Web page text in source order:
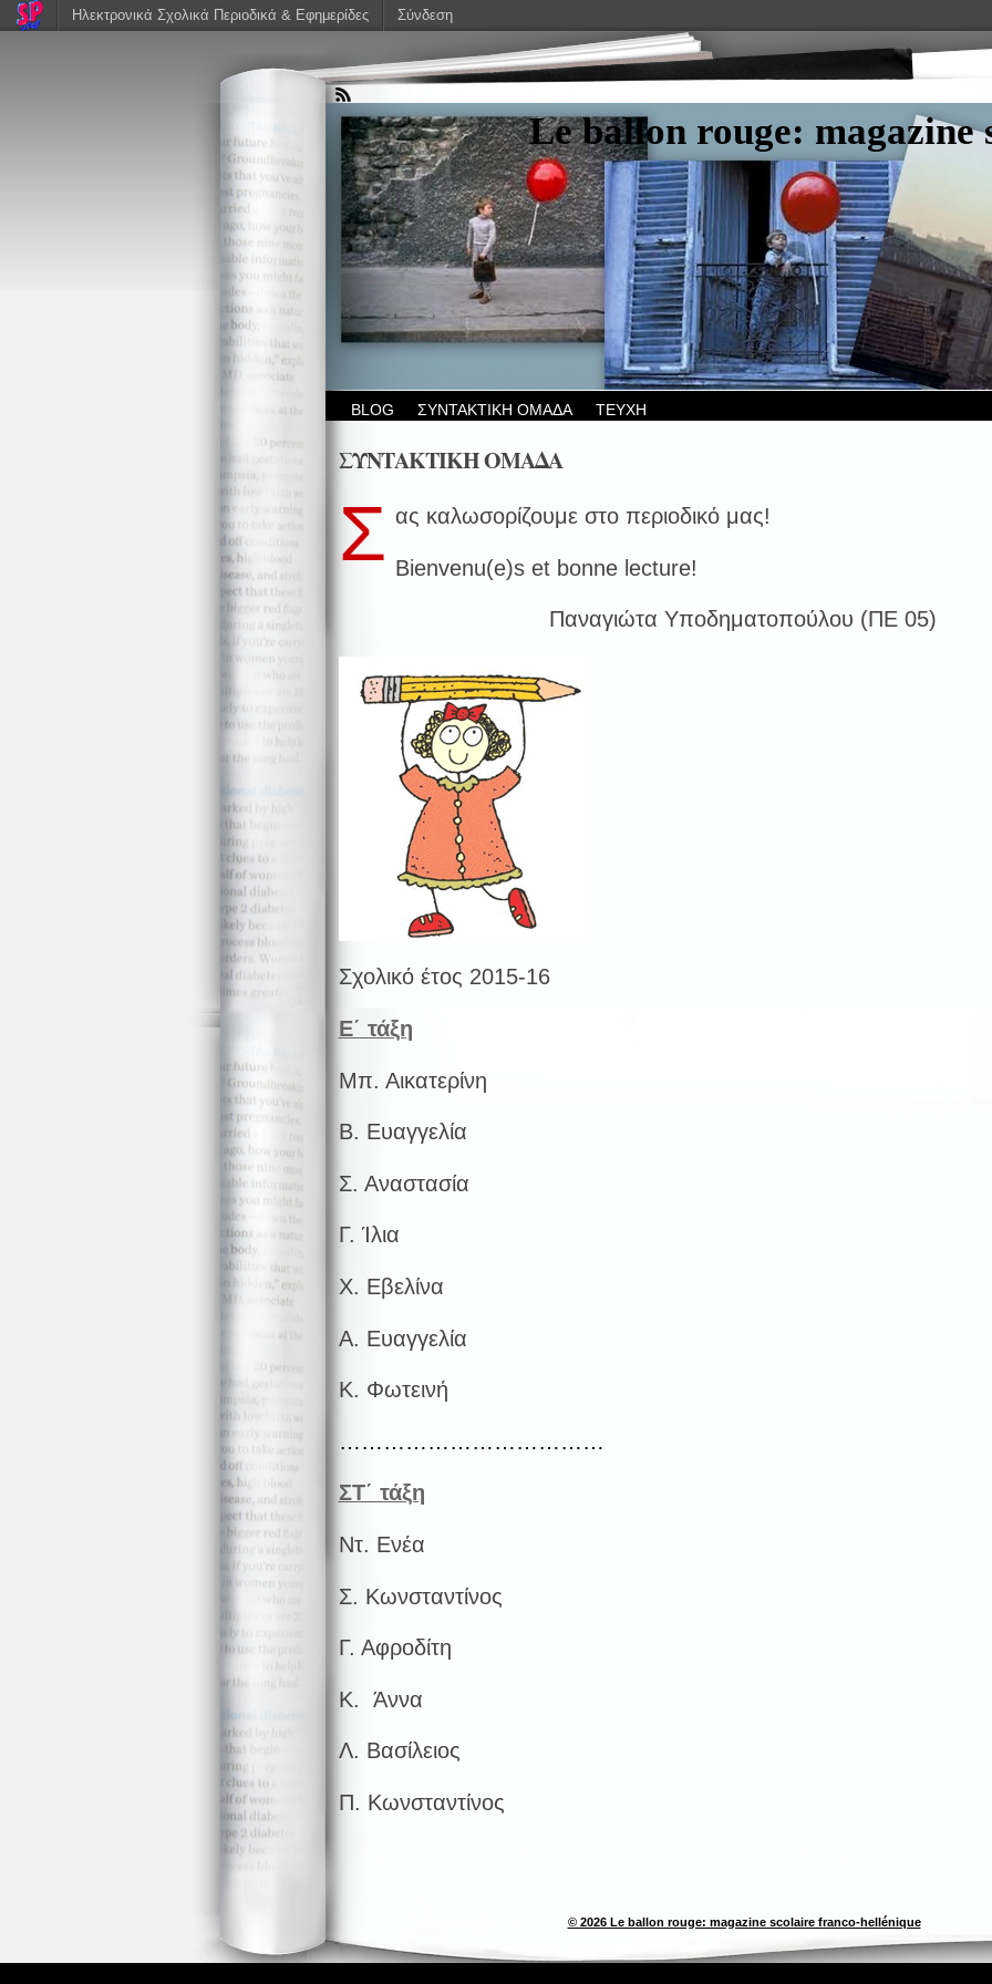
Le ballon rouge: magazine
BLOG ΣΥΝΤΑΚΤΙΚΗ ΟΜΑΔΑ ΤΕΥΧΗ
ΣΥΝΤΑΚΤΙΚΗ ΟΜΑΔΑ
Σ ας καλωσορίζουμε στο περιοδικό μας!
Bienvenu(e)s et bonne lecture!
Παναγιώτα Υποδηματοπούλου (ΠΕ 05)
Σχολικό έτος 2015-16
Ε΄ τάξη
Μπ. Αικατερίνη
Β. Ευαγγελία
Σ. Αναστασία
Γ. Ίλια
Χ. Εβελίνα
Α. Ευαγγελία
Κ. Φωτεινή
………………………………
ΣΤ΄ τάξη
Ντ. Ενέα
Σ. Κωνσταντίνος
Γ. Αφροδίτη
Κ. Άννα
Λ. Βασίλειος
Π. Κωνσταντίνος
© 2026 Le ballon rouge: magazine scolaire franco-hellénique
Ηλεκτρονικά Σχολικά Περιοδικά & Εφημερίδες Σύνδεση